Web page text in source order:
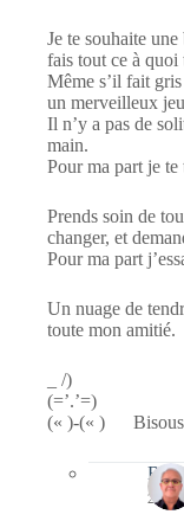
Je te souhaite
fais tout ce à quoi
Même s’il fait
un merveilleux
Il n’y a pas de
main.
Pour ma part je te
Prends soin de
changer, et
Pour ma part
Un nuage de
toute mon amitié.
_ /)
(=’.’=)
(« )-(« ) Bisous
20/